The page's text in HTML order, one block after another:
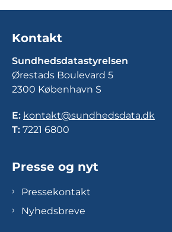
Kontakt
Sundhedsdatastyrelsen
Ørestads Boulevard 5
2300 København S
E: kontakt@sundhedsdata.dk
T: 7221 6800
Presse og nyt
Pressekontakt
Nyhedsbreve